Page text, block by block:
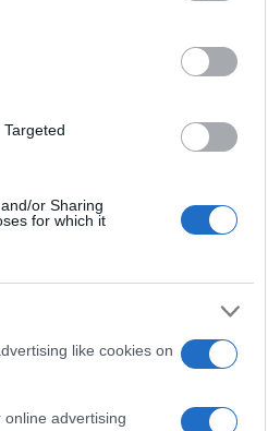
or Sharing
for which it
like cookies on
advertising